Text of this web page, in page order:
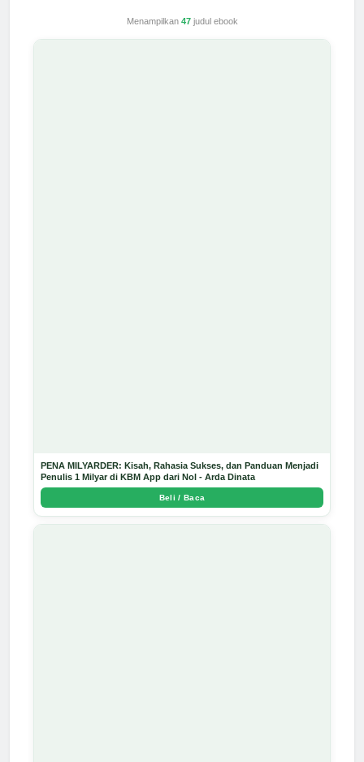
Menampilkan 47judul ebook
PENA MILYARDER: Kisah, Rahasia Sukses, dan Panduan Menjadi
Penulis 1 Milyar di KBM App dari Nol - Arda Dinata
Beli / Baca